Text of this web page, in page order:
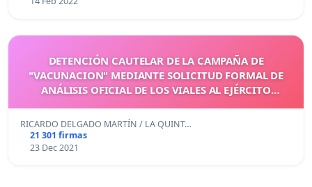
DETENCIÓN CAUTELAR DE LA CAMPAÑA DE
"VACUNACION" MEDIANTE SOLICITUD FORMAL DE
ANÁLISIS OFICIAL DE LOS VIALES AL EJÉRCITO
RICARDO DELGADO MARTÍN / LA QUINT…
21 301 firmas
23 Dec 2021